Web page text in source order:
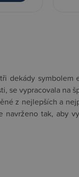
dekády symbolem
se vypracovala na
z nejlepších a
tak, aby